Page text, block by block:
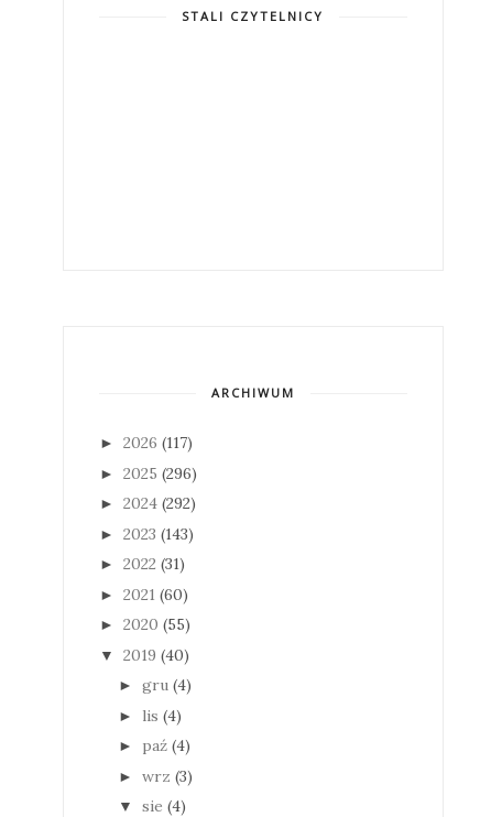
STALI CZYTELNICY
ARCHIWUM
► 2026 (117)
► 2025 (296)
► 2024 (292)
► 2023 (143)
► 2022 (31)
► 2021 (60)
► 2020 (55)
▼ 2019 (40)
► gru (4)
► lis (4)
► paź (4)
► wrz (3)
▼ sie (4)